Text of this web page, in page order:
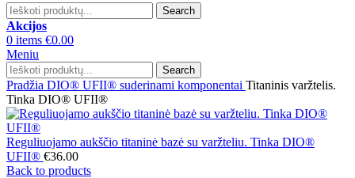
Search
Akcijos
0 items €0.00
Meniu
Search
Pradžia DIO® UFII® suderinami komponentai Titaninis varžtelis.
Tinka DIO® UFII®
Reguliuojamo aukščio titaninė bazė su varžteliu. Tinka DIO®
UFII® €36.00
Back to products